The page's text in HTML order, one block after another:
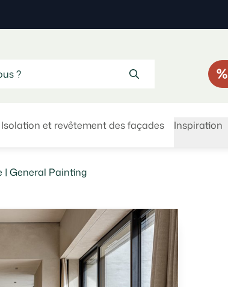
Isolation et revêtement des façades Inspiration
| General Painting